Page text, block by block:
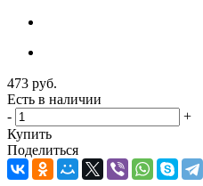
473 руб.
Есть в наличии
-
+
Купить
Поделиться